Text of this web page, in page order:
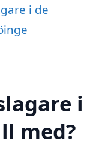
i de
i
med?